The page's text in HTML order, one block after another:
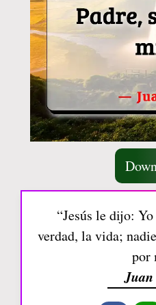
“Jesús le dijo:
verdad, la vida;
por